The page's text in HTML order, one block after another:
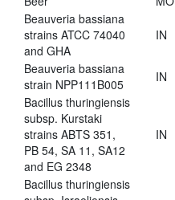
Beauveria bassiana
strains ATCC 74040
and GHA
IN
Beauveria bassiana
strain NPP111B005
IN
Bacillus thuringiensis
subsp. Kurstaki
strains ABTS 351,
PB 54, SA 11, SA12
and EG 2348
IN
Bacillus thuringiensis